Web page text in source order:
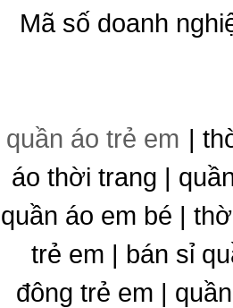
Mã số doanh
quần áo trẻ em |
áo thời trang |
quần áo em bé |
trẻ em | bán sỉ
đông trẻ em |